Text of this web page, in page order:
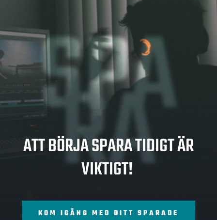
SPA
RA
ATT BÖRJA SPARA TIDIGT ÄR
VIKTIGT!
KOM IGÅNG MED DITT SPARADE